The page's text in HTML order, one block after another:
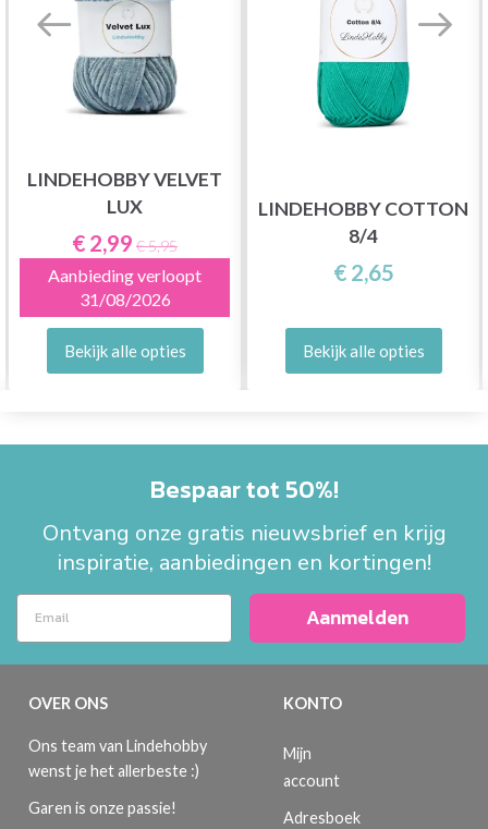
LINDEHOBBY VELVET
LUX
€ 2,99 € 5,95
Aanbieding verloopt
31/08/2026
Bekijk alle opties
LINDEHOBBY COTTON
8/4
€ 2,65
Bekijk alle opties
Bespaar tot 50%!
Ontvang onze gratis nieuwsbrief en krijg
inspiratie, aanbiedingen en kortingen!
Aanmelden
OVER ONS
Ons team van Lindehobby
wenst je het allerbeste :)
Garen is onze passie!
KONTO
Mijn
account
Adresboek